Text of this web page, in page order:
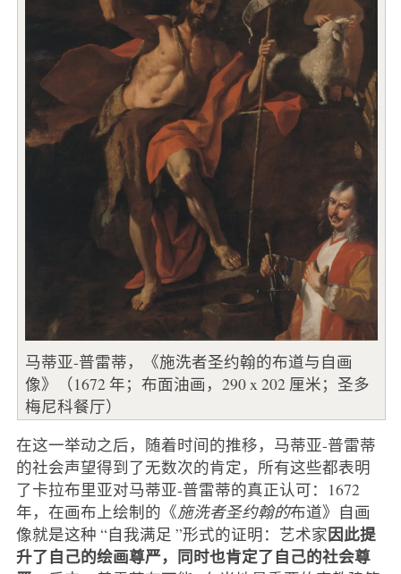
马蒂亚-普雷蒂，《施洗者圣约翰的布道与自画
像》（1672 年；布面油画，290 x 202 厘米；圣多
梅尼科餐厅）
在这一举动之后，随着时间的推移，马蒂亚-普雷蒂
的社会声望得到了无数次的肯定，所有这些都表明
了卡拉布里亚对马蒂亚-普雷蒂的真正认可：1672
年，在画布上绘制的《施洗者圣约翰的布道》自画
像就是这种 “自我满足 ”形式的证明：艺术家因此提
升了自己的绘画尊严，同时也肯定了自己的社会尊